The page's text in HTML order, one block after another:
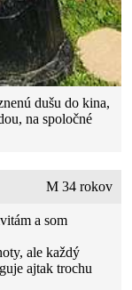
dušu do kina,
na spoločné
M 34 rokov
a som
ale každý
ajtak trochu